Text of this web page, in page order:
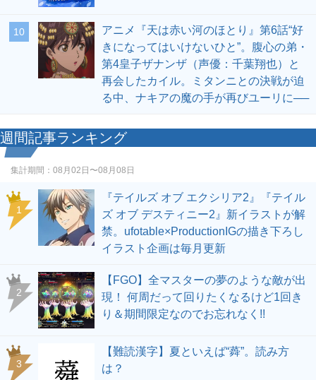
10
アニメ『天は赤い河のほとり』第6話“好
きになってはいけないひと”。腹心の弟・
第4皇子ザナンザ（声優：千葉翔也）と
再会したカイル。ミタンニとの決戦が迫
る中、ナキアの魔の手が再びユーリに──
週間記事ランキング
集計期間： 08月02日〜08月08日
1
『テイルズ オブ エクシリア2』『テイル
ズ オブ デスティニー2』新イラストが解
禁。ufotable×ProductionIGの描き下ろし
イラスト企画は毎月更新
2
【FGO】全マスターの夢のような敵が出
現！ 何周だって回りたくなるけど1回き
り＆期間限定なのでお忘れなく!!
3
【難読漢字】夏といえば“蕣”。読み方
は？